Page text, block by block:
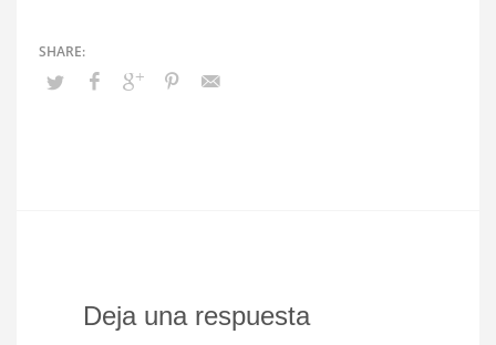
Deja una respuesta